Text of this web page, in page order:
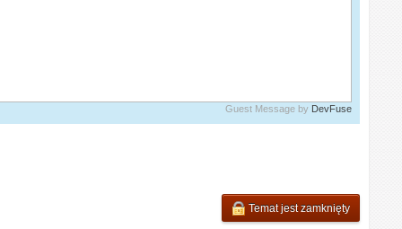
Guest Message by DevFuse
Temat jest zamknięty